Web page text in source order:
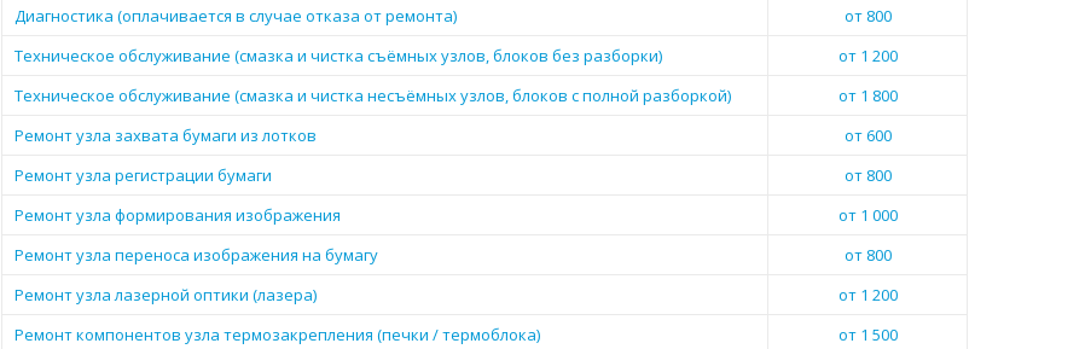
Диагностика (оплачивается в случае отказа от ремонта)
от 800
Техническое обслуживание (смазка и чистка съёмных узлов, блоков без разборки)
от 1 200
Техническое обслуживание (смазка и чистка несъёмных узлов, блоков с полной разборкой)
от 1 800
Ремонт узла захвата бумаги из лотков
от 600
Ремонт узла регистрации бумаги
от 800
Ремонт узла формирования изображения
от 1 000
Ремонт узла переноса изображения на бумагу
от 800
Ремонт узла лазерной оптики (лазера)
от 1 200
Ремонт компонентов узла термозакрепления (печки / термоблока)
от 1 500